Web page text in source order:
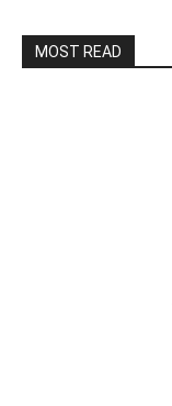
MOST READ